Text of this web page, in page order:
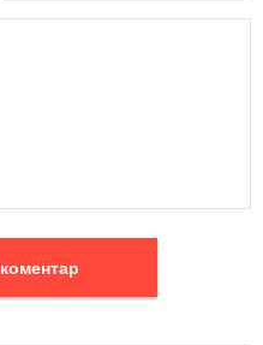
Залишити коментар